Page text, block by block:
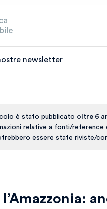
newsletter
è stato pubblicato oltre 6
relative a fonti/reference
essere state riviste/